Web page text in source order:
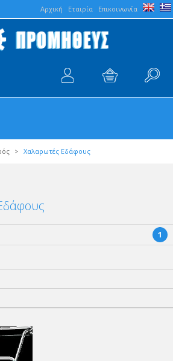
Aρχική Εταιρία Επικοινωνία
> Χαλαρωτές Εδάφους
1